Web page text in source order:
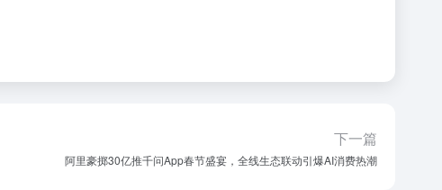
下一篇
阿里豪掷30亿推千问App春节盛宴，全线生态联动引爆AI消费热潮